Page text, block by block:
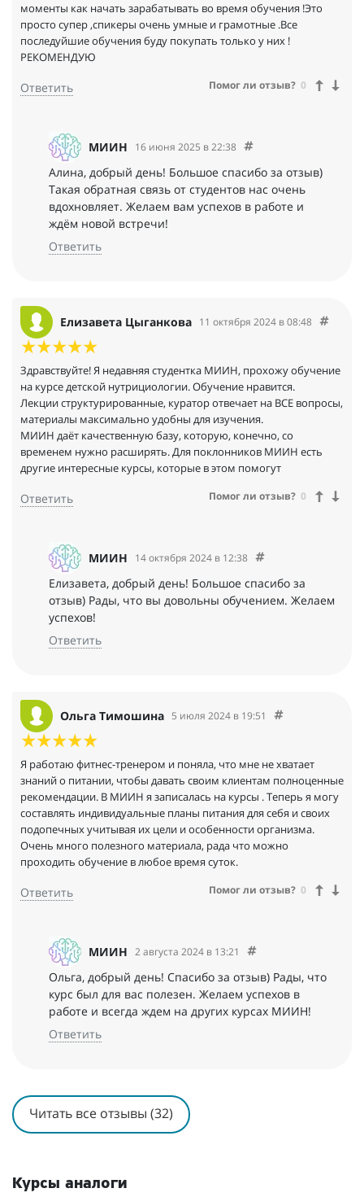
моменты как начать зарабатывать во время обучения !Это
просто супер ,спикеры очень умные и грамотные .Все
последуйшие обучения буду покупать только у них !
РЕКОМЕНДУЮ
Ответить Помог ли отзыв? 0
МИИН 16 июня 2025 в 22:38
Алина, добрый день! Большое спасибо за отзыв)
Такая обратная связь от студентов нас очень
вдохновляет. Желаем вам успехов в работе и
ждём новой встречи!
Ответить
Елизавета Цыганкова 11 октября 2024 в 08:48
Здравствуйте! Я недавняя студентка МИИН, прохожу обучение
на курсе детской нутрициологии. Обучение нравится.
Лекции структурированные, куратор отвечает на ВСЕ вопросы,
материалы максимально удобны для изучения.
МИИН даёт качественную базу, которую, конечно, со
временем нужно расширять. Для поклонников МИИН есть
другие интересные курсы, которые в этом помогут
Ответить Помог ли отзыв? 0
МИИН 14 октября 2024 в 12:38
Елизавета, добрый день! Большое спасибо за
отзыв) Рады, что вы довольны обучением. Желаем
успехов!
Ответить
Ольга Тимошина 5 июля 2024 в 19:51
Я работаю фитнес-тренером и поняла, что мне не хватает
знаний о питании, чтобы давать своим клиентам полноценные
рекомендации. В МИИН я записалась на курсы . Теперь я могу
составлять индивидуальные планы питания для себя и своих
подопечных учитывая их цели и особенности организма.
Очень много полезного материала, рада что можно
проходить обучение в любое время суток.
Ответить Помог ли отзыв? 0
МИИН 2 августа 2024 в 13:21
Ольга, добрый день! Спасибо за отзыв) Рады, что
курс был для вас полезен. Желаем успехов в
работе и всегда ждем на других курсах МИИН!
Ответить
Читать все отзывы (32)
Курсы аналоги